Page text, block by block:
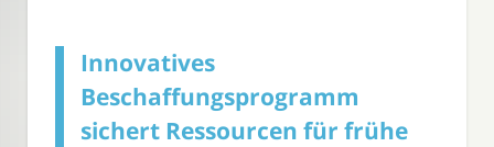
Innovatives
Beschaffungsprogramm
sichert Ressourcen für frühe